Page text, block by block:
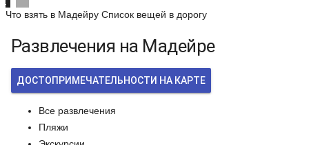
Что взять в Мадейру Список вещей в дорогу
Развлечения на Мадейре
ДОСТОПРИМЕЧАТЕЛЬНОСТИ НА КАРТЕ
Все развлечения
Пляжи